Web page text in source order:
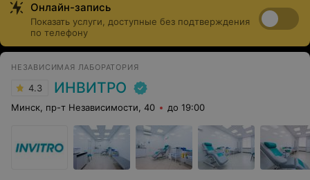
Онлайн-запись
Показать услуги, доступные без подтверждения
по телефону
НЕЗАВИСИМАЯ ЛАБОРАТОРИЯ
4.3 ИНВИТРО
Минск, пр-т Независимости, 40 до 19:00